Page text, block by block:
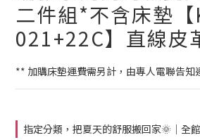
二件組*不含床墊【
021+22C】直線皮
** 加購床墊運費需另計，由專人電聯告知
指定分類，把夏天的舒服搬回家🌞｜全